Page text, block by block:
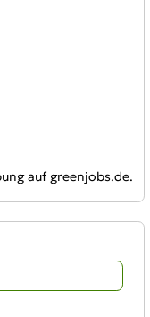
auf greenjobs.de.